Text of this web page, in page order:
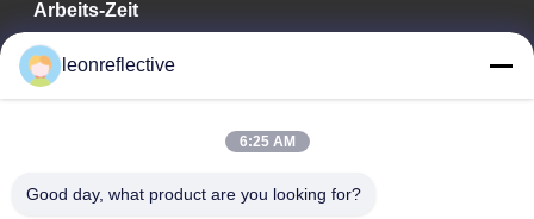
Arbeits-Zeit
9:00-18:00
Unsere Adresse
Adresse des Unternehmens
Technologiepark Huayi, Hightech-Zone, Hefei, Anhui, China
leonreflective
6:25 AM
Good day, what product are you looking for?